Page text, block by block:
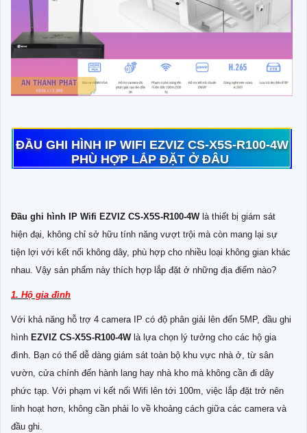
ĐẦU GHI HÌNH IP WIFI EZVIZ CS-X5S-R100-4W
PHÙ HỢP LẮP ĐẶT Ở ĐÂU
Đầu ghi hình IP Wifi EZVIZ CS-X5S-R100-4Wlà thiết bị giám sát
hiện đại, không chỉ sở hữu tính năng vượt trội mà còn mang lại sự
tiện lợi với kết nối không dây, phù hợp cho nhiều loại không gian khác
nhau. Vậy sản phẩm này thích hợp lắp đặt ở những địa điểm nào?
1. Hộ gia đình
Với khả năng hỗ trợ 4 camera IP có độ phân giải lên đến 5MP, đầu ghi
hình EZVIZ CS-X5S-R100-4Wlà lựa chọn lý tưởng cho các hộ gia
đình. Bạn có thể dễ dàng giám sát toàn bộ khu vực nhà ở, từ sân
vườn, cửa chính đến hành lang hay nhà kho mà không cần đi dây
phức tạp. Với phạm vi kết nối Wifi lên tới 100m, việc lắp đặt trở nên
linh hoạt hơn, không cần phải lo về khoảng cách giữa các camera và
đầu ghi.